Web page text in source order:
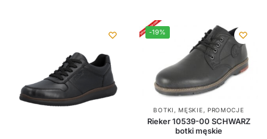
-19%
BOTKI ,MĘSKIE, PROMOCJE
Rieker 10539-00 SCHWARZ
botki męskie